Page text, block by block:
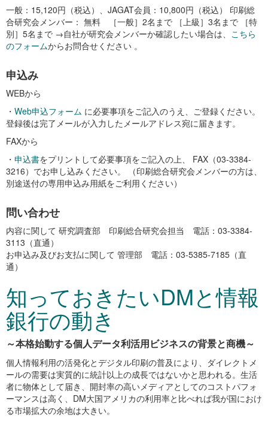
一般：15,120円（税込）、JAGAT会員：10,800円（税込） 印刷総
合研究会メンバー： 無料 ［一般］2名まで ［上級］3名まで ［特
別］5名まで →自社が研究会メンバーか確認したい場合は、 こちら
のフォームからお問合せください 。
申込み
WEBから
・ Web申込フォーム に必要事項をご記入のうえ、ご登録ください。
登録後は完了メールが入力したメールアドレス宛に届きます。
FAXから
・ 申込書をプリントして必要事項をご記入の上、 FAX（03-3384-
3216）でお申し込みください。 （印刷総合研究会メンバーの方は、
別途送付の専用申込み用紙をご利用ください）
問い合わせ
内容に関して 研究調査部 印刷総合研究会担当 電話：03-3384-
3113（直通）
お申込み及びお支払に関して 管理部 電話：03-5385-7185（直
通）
知っておきたいDMと情報
銀行の動き
～本格始動する個人データ利活用ビジネスの背景と商機～
個人情報利用の活発化とデジタル印刷の普及により、ダイレクトメ
ールの需要は実質的に統計以上の成長ではないかと思われる。生活
者に物体として届き、開封率の高いメディアとしてのコストパフォ
ーマンスは高く、DM大国アメリカの利用率と比べれば我が国におけ
る市場拡大の余地は大きい。